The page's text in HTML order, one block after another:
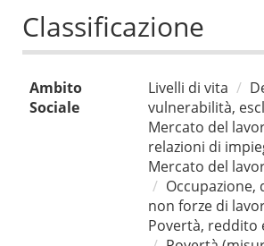
Classificazione
Ambito
Sociale
Livelli di vita
vulnerabilità,
Mercato del
relazioni di
Mercato del
Occupazione,
non forze di
Povertà, reddito